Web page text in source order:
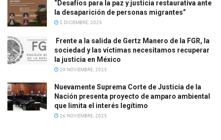
“Desafíos para la paz y justicia restaurativa ante
la desaparición de personas migrantes”
1 DICIEMBRE, 2025
Frente a la salida de Gertz Manero de la FGR, la
sociedad y las víctimas necesitamos recuperar
la justicia en México
29 NOVIEMBRE, 2025
Nuevamente Suprema Corte de Justicia de la
Nación presenta proyecto de amparo ambiental
que limita el interés legítimo
26 NOVIEMBRE, 2025